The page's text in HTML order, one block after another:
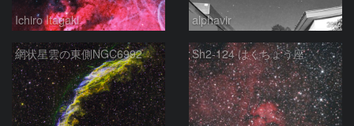
Ichiro Itagaki alphavir
網状星雲の東側NGC6992 Sh2-124 はくちょう座